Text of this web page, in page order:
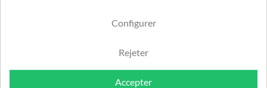
Configurer
Rejeter
Accepter